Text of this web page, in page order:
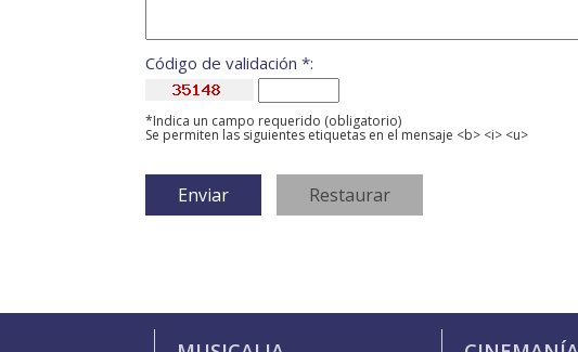
Código de validación *:
*Indica un campo requerido (obligatorio)
Se permiten las siguientes etiquetas en el mensaje <b> <i> <u>